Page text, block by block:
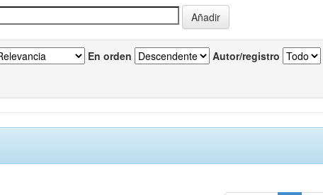
En orden Autor/registro